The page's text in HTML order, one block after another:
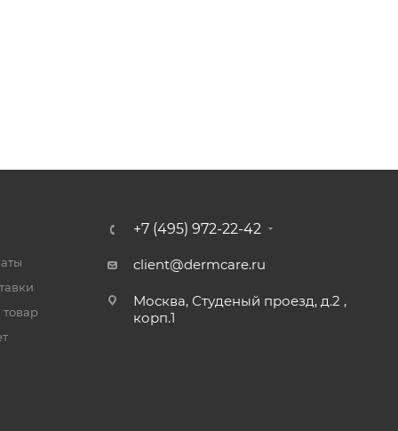
+7 (495) 972-22-42
client@dermcare.ru
Москва, Студеный проезд, д.2 ,
корп.1